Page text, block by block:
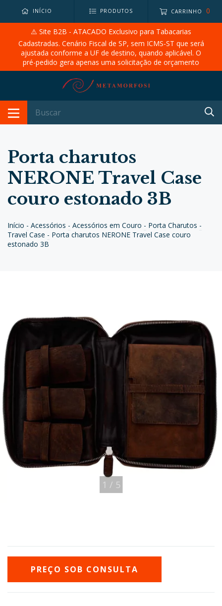
INÍCIO PRODUTOS CARRINHO 0
⚠️ Site B2B - ATACADO Exclusivo para Tabacarias
Cadastradas. Cenário Fiscal de SP, sem ICMS-ST que será
ajustada conforme a UF de destino, quando aplicável. O
pré-pedido gera apenas uma solicitação de orçamento
Porta charutos
NERONE Travel Case
couro estonado 3B
Início - Acessórios - Acessórios em Couro - Porta Charutos -
Travel Case - Porta charutos NERONE Travel Case couro
estonado 3B
1 / 5